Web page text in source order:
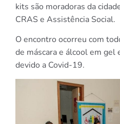
kits são moradoras da
CRAS e Assistência Social.
O encontro ocorreu com
de máscara e álcool em gel
devido a Covid-19.